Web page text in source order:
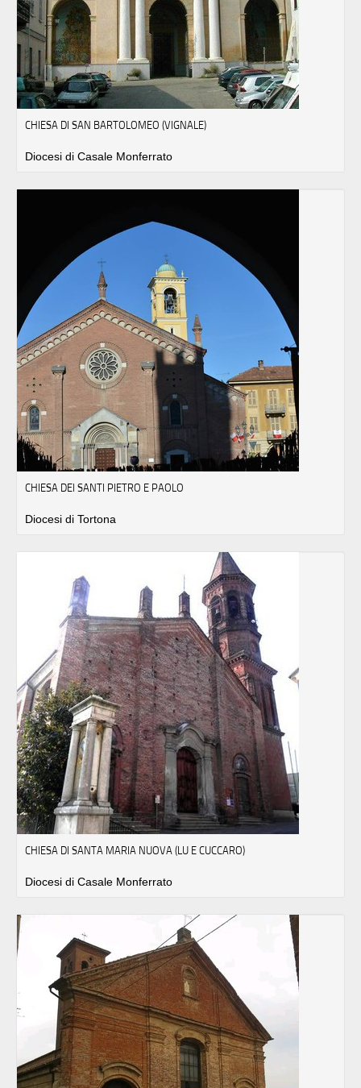
CHIESA DI SAN BARTOLOMEO (VIGNALE)
Diocesi di Casale Monferrato
CHIESA DEI SANTI PIETRO E PAOLO
Diocesi di Tortona
CHIESA DI SANTA MARIA NUOVA (LU E CUCCARO)
Diocesi di Casale Monferrato